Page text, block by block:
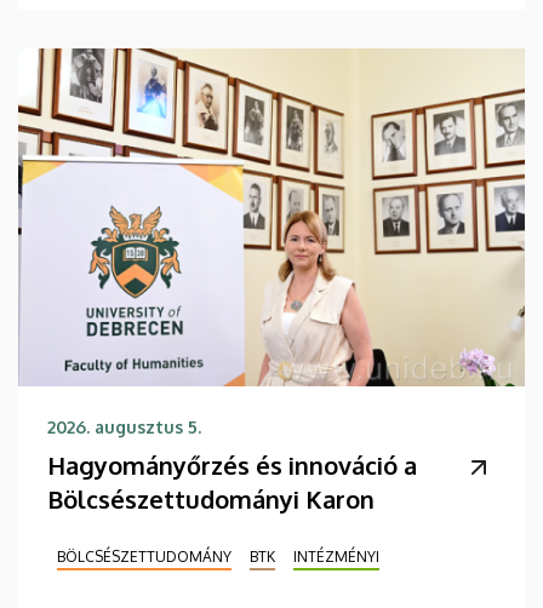
2026. augusztus 5.
Hagyományőrzés és innováció a
Bölcsészettudományi Karon
BÖLCSÉSZETTUDOMÁNY BTK INTÉZMÉNYI